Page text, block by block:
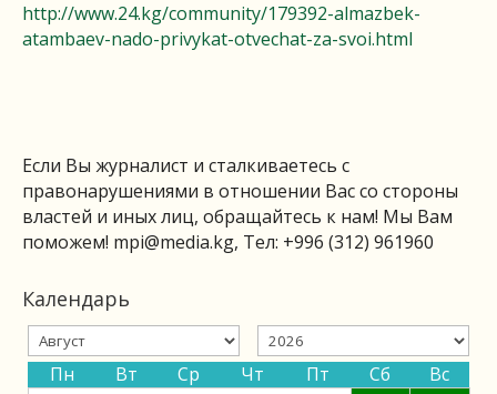
http://www.24.kg/community/179392-almazbek-
atambaev-nado-privykat-otvechat-za-svoi.html
Если Вы журналист и сталкиваетесь с
правонарушениями в отношении Вас со стороны
властей и иных лиц, обращайтесь к нам! Мы Вам
поможем! mpi@media.kg, Тел: +996 (312) 961960
Календарь
Пн Вт Ср Чт Пт Сб
Вс